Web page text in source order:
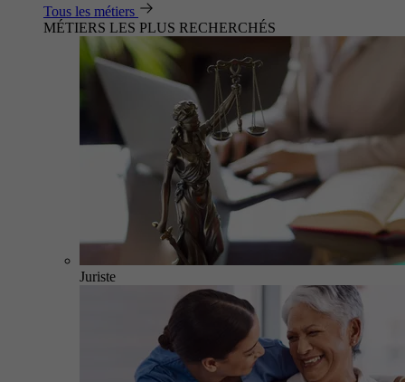
Tous les métiers
MÉTIERS LES PLUS RECHERCHÉS
Juriste